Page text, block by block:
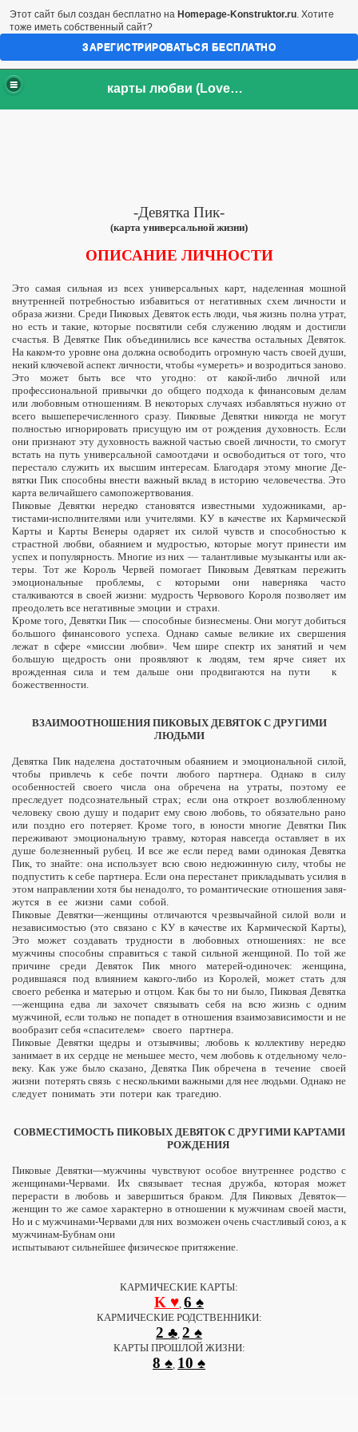
карты любви (LoveCards)
-Девятка Пик-
(карта универсальной жизни)
ОПИСАНИЕ ЛИЧНОСТИ
Это самая сильная из всех универ­сальных карт, наделенная мошной
внутренней потребностью избавить­ся от негативных схем личности и
образа жизни. Среди Пиковых Девя­ток есть люди, чья жизнь полна утрат,
но есть и такие, которые посвятили себя служению людям и достигли
счастья. В Девятке Пик объединились все качества остальных Девяток.
На каком-то уровне она должна освободить огромную часть своей души,
некий ключевой аспект личности, чтобы «умереть» и возро­диться заново.
Это может быть все что угодно: от какой-либо личной или
профессиональной привычки до общего подхода к финансовым делам
или любовным отношениям. В некоторых случаях избавляться нужно от
всего вышеперечисленного сразу. Пиковые Девятки никогда не могут
полнос­тью игнорировать присущую им от рождения духовность. Если
они при­знают эту духовность важной час­тью своей личности, то смогут
встать на путь универсальной само­отдачи и освободиться от того, что
перестало служить их высшим инте­ресам. Благодаря этому многие Де­
вятки Пик способны внести важный вклад в историю человечества. Это
карта величайшего самопожертвова­ния.
Пиковые Девятки нередко стано­вятся известными художниками, ар­
тистами-исполнителями или учителя­ми. КУ в качестве их Кармической
Карты и Карты Венеры одаряет их силой чувств и способностью к
страстной любви, обаянием и мудростью, которые могут принести им
успех и популярность. Многие из них — талантливые музыканты или ак­
теры. Тот же Король Червей помогает Пиковым Девяткам пережить
эмоциональные проблемы, с которыми они наверняка часто
сталкиваются в своей жизни: мудрость Червового Короля позволя­ет им
преодолеть все негативные эмоции и страхи.
Кроме того, Девятки Пик — способные биз­несмены. Они могут добиться
боль­шого финансового успеха. Однако са­мые великие их свершения
лежат в сфере «миссии любви». Чем шире спектр их занятий и чем
большую щедрость они проявляют к людям, тем ярче сияет их
врожденная сила и тем дальше они продвигаются на пути
к
божественности.
ВЗАИМООТНОШЕНИЯ ПИКОВЫХ ДЕВЯТОК С ДРУГИМИ
ЛЮДЬМИ
Девятка Пик наделена достаточным обаяни­ем и эмоциональной силой,
чтобы привлечь к себе почти любого парт­нера. Однако в силу
особенностей своего числа она обречена на утраты, поэтому ее
преследует подсознатель­ный страх; если она откроет возлюб­ленному
человеку свою душу и пода­рит ему свою любовь, то обязатель­но рано
или поздно его потеряет. Кроме того, в юности многие Девятки Пик
переживают эмоциональную травму, которая навсегда оставляет в их
душе болезненный рубец. И все же если перед вами одинокая Девятка
Пик, то знайте: она использует всю свою недюжинную силу, чтобы не
подпус­тить к себе партнера. Если она перестанет прикладывать усилия в
этом направлении хотя бы ненадолго, то романтические отношения завя­
жутся в ее жизни сами собой.
Пиковые Девятки—женщины отли­чаются чрезвычайной силой воли и
независимостью (это связано с КУ в качестве их Кармической Карты),
Это может создавать трудности в любовных отношениях: не все
мужчины способны справиться с такой сильной женщиной. По той же
причине среди Девяток Пик много матерей-одиночек: женщина,
родившаяся под вли­янием какого-либо из Королей, может стать для
своего ребенка и матерью и отцом. Как бы то ни было, Пиковая Девятка
—женщина едва ли захочет связывать себя на всю жизнь с одним
мужчиной, если только не попадет в отношения взаимозависимости и не
вообразит себя «спаси­телем»
своего
партнера.
Пиковые Девятки щедры и отзывчивы; любовь к коллективу нередко
занимает в их сердце не меньшее место, чем любовь к отдельному чело­
веку. Как уже было сказано, Девятка Пик обре­чена в
течение
своей
жизни потерять связь с несколькими важными для нее людьми. Однако не
следует понимать эти потери как трагедию.
СОВМЕСТИМОСТЬ ПИКОВЫХ ДЕВЯТОК С ДРУГИМИ КАРТАМИ
РОЖДЕНИЯ
Пиковые Девятки—мужчины чувствуют осо­бое внутреннее родство с
женщинами-Червами. Их связывает тесная дружба, которая может
перерасти в любовь и завершиться браком. Для Пиковых Девяток—
женщин то же самое харак­терно в отношении к мужчинам своей масти,
Но и с мужчинами-Червами для них возможен очень счастливый союз, а к
мужчинам-Бубнам они
испытывают сильнейшее физическое притяже­ние.
КАРМИЧЕСКИЕ КАРТЫ:
K ♥, 6 ♠
КАРМИЧЕСКИЕ РОДСТВЕННИКИ:
2 ♣, 2 ♠
КАРТЫ ПРОШЛОЙ ЖИЗНИ:
8 ♠, 10 ♠
Этот сайт был создан бесплатно на Homepage-Konstruktor.ru. Хотите
тоже иметь собственный сайт?
ЗАРЕГИСТРИРОВАТЬСЯ БЕСПЛАТНО